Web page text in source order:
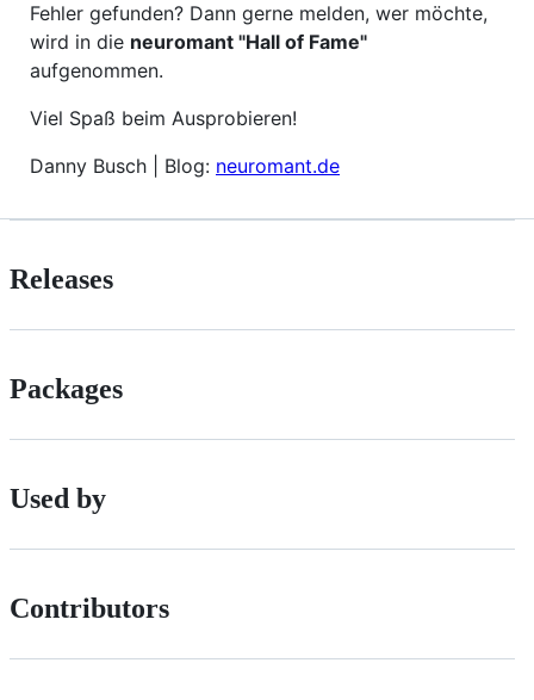
Fehler gefunden? Dann gerne melden, wer möchte,
wird in die neuromant "Hall of Fame"
aufgenommen.
Viel Spaß beim Ausprobieren!
Danny Busch | Blog: neuromant.de
Releases
Packages
Used by
Contributors